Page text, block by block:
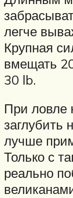
легче
Крупная
вмещать
30 lb.
При ловле
заглубить
лучше
Только с
реально